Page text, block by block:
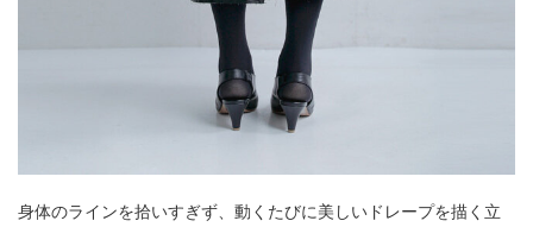
身体のラインを拾いすぎず、動くたびに美しいドレープを描く立